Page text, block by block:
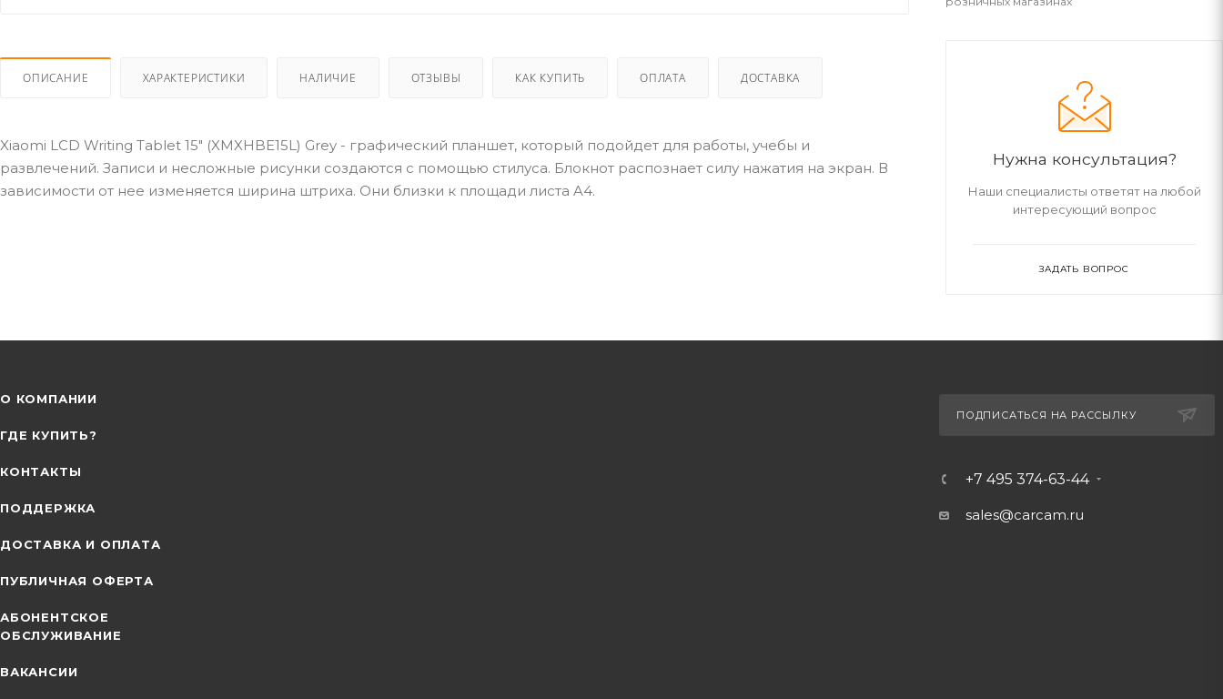
ОПИСАНИЕ ХАРАКТЕРИСТИКИ НАЛИЧИЕ ОТЗЫВЫ КАК КУПИТЬ ОПЛАТА ДОСТАВКА
Xiaomi LCD Writing Tablet 15" (XMXHBE15L) Grey - графический планшет, который подойдет для работы, учебы и
развлечений. Записи и несложные рисунки создаются с помощью стилуса. Блокнот распознает силу нажатия на экран. В
зависимости от нее изменяется ширина штриха. Они близки к площади листа A4.
Нужна консультация?
Наши специалисты ответят на любой
интересующий вопрос
ЗАДАТЬ ВОПРОС
О КОМПАНИИ
ГДЕ КУПИТЬ?
КОНТАКТЫ
ПОДДЕРЖКА
ДОСТАВКА И ОПЛАТА
ПУБЛИЧНАЯ ОФЕРТА
АБОНЕНТСКОЕ
ОБСЛУЖИВАНИЕ
ВАКАНСИИ
ПОДПИСАТЬСЯ НА РАССЫЛКУ
+7 495 374-63-44
sales@carcam.ru